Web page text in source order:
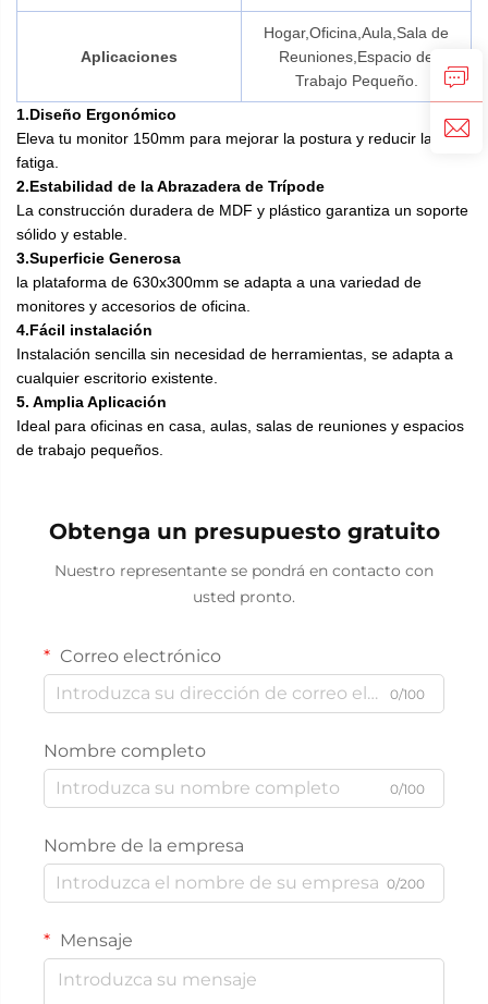
Aplicaciones
Hogar,Oficina,Aula,Sala de
Reuniones,Espacio de
Trabajo Pequeño.
1.Diseño Ergonómico
Eleva tu monitor 150mm para mejorar la postura y reducir la
fatiga.
2.Estabilidad de la Abrazadera de Trípode
La construcción duradera de MDF y plástico garantiza un soporte
sólido y estable.
3.Superficie Generosa
la plataforma de 630x300mm se adapta a una variedad de
monitores y accesorios de oficina.
4.Fácil instalación
Instalación sencilla sin necesidad de herramientas, se adapta a
cualquier escritorio existente.
5. Amplia Aplicación
Ideal para oficinas en casa, aulas, salas de reuniones y espacios
de trabajo pequeños.
Obtenga un presupuesto gratuito
Nuestro representante se pondrá en contacto con
usted pronto.
Correo electrónico
0/100
Nombre completo
0/100
Nombre de la empresa
0/200
Mensaje